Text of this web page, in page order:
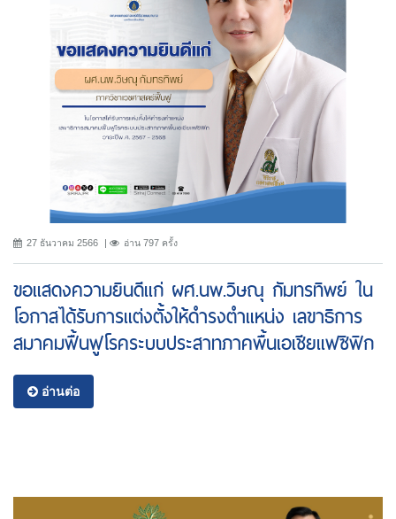
27 ธันวาคม 2566 อ่าน 797 ครั้ง
ขอแสดงความยินดีแก่ ผศ.นพ.วิษณุ กัมทรทิพย์ ใน
โอกาสได้รับการแต่งตั้งให้ดำรงตำแหน่ง เลขาธิการ
สมาคมฟื้นฟูโรคระบบประสาทภาคพื้นเอเชียแฟซิฟิก
อ่านต่อ